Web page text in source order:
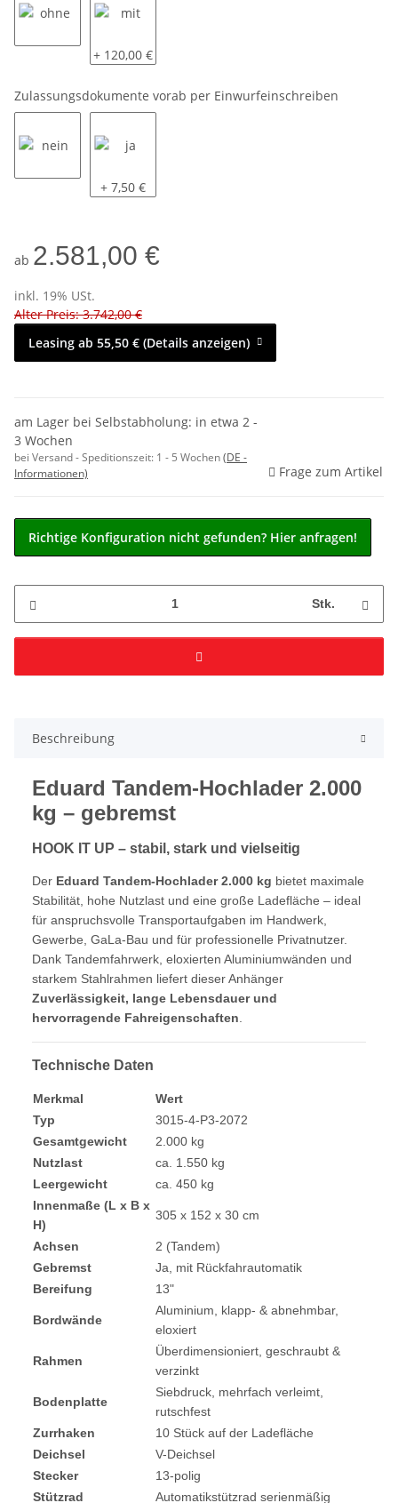
mit
+ 120,00 €
Zulassungsdokumente vorab per Einwurfeinschreiben
ja
+ 7,50 €
ab 2.581,00 €
inkl. 19% USt.
Alter Preis: 3.742,00 €
Leasing ab 55,50 € (Details anzeigen)
am Lager bei Selbstabholung: in etwa 2 -
3 Wochen
bei Versand - Speditionszeit: 1 - 5 Wochen(DE -
Informationen)
Frage zum Artikel
Richtige Konfiguration nicht gefunden? Hier anfragen!
Stk.
Beschreibung
Eduard Tandem-Hochlader 2.000
kg – gebremst
HOOK IT UP – stabil, stark und vielseitig
Der Eduard Tandem-Hochlader 2.000 kg bietet maximale
Stabilität, hohe Nutzlast und eine große Ladefläche – ideal
für anspruchsvolle Transportaufgaben im Handwerk,
Gewerbe, GaLa-Bau und für professionelle Privatnutzer.
Dank Tandemfahrwerk, eloxierten Aluminiumwänden und
starkem Stahlrahmen liefert dieser Anhänger
Zuverlässigkeit, lange Lebensdauer und
hervorragende Fahreigenschaften
Technische Daten
Merkmal
Wert
Typ
3015-4-P3-2072
Gesamtgewicht
2.000 kg
Nutzlast
ca. 1.550 kg
Leergewicht
ca. 450 kg
Innenmaße (L x B x
H)
305 x 152 x 30 cm
Achsen
2 (Tandem)
Gebremst
Ja, mit Rückfahrautomatik
Bereifung
13"
Bordwände
Aluminium, klapp- & abnehmbar,
eloxiert
Rahmen
Überdimensioniert, geschraubt &
verzinkt
Bodenplatte
Siebdruck, mehrfach verleimt,
rutschfest
Zurrhaken
10 Stück auf der Ladefläche
Deichsel
V-Deichsel
Stecker
13-polig
Stützrad
Automatikstützrad serienmäßig